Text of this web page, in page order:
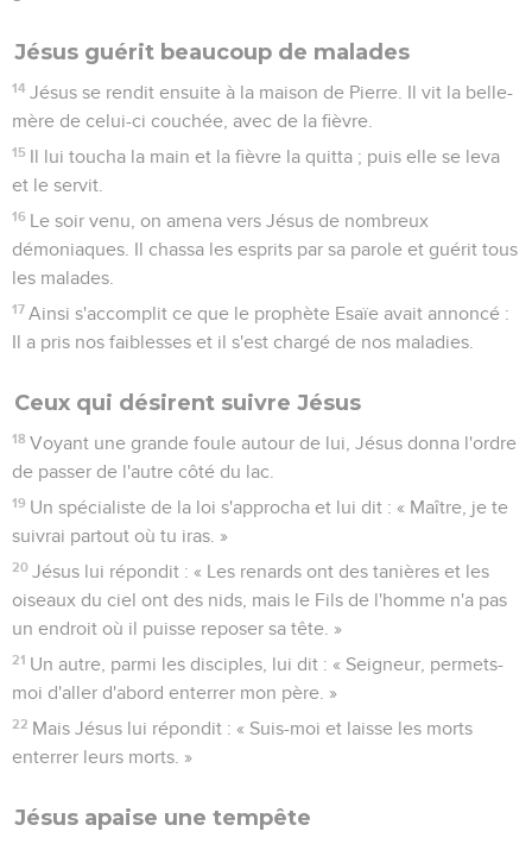
Jésus guérit beaucoup de malades
14 Jésus se rendit ensuite à la maison de Pierre. Il vit la belle-
mère de celui-ci couchée, avec de la fièvre.
15 Il lui toucha la main et la fièvre la quitta ; puis elle se leva
et le servit.
16 Le soir venu, on amena vers Jésus de nombreux
démoniaques. Il chassa les esprits par sa parole et guérit tous
les malades.
17 Ainsi s'accomplit ce que le prophète Esaïe avait annoncé :
Il a pris nos faiblesses et il s'est chargé de nos maladies.
Ceux qui désirent suivre Jésus
18 Voyant une grande foule autour de lui, Jésus donna l'ordre
de passer de l'autre côté du lac.
19 Un spécialiste de la loi s'approcha et lui dit : « Maître, je te
suivrai partout où tu iras. »
20 Jésus lui répondit : « Les renards ont des tanières et les
oiseaux du ciel ont des nids, mais le Fils de l'homme n'a pas
un endroit où il puisse reposer sa tête. »
21 Un autre, parmi les disciples, lui dit : « Seigneur, permets-
moi d'aller d'abord enterrer mon père. »
22 Mais Jésus lui répondit : « Suis-moi et laisse les morts
enterrer leurs morts. »
Jésus apaise une tempête